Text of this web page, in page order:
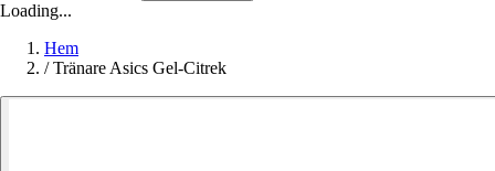
Loading...
Hem
/ Tränare Asics Gel-Citrek